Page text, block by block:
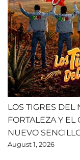
LOS TIGRES
FORTALEZA Y EL
NUEVO
August 1, 2026